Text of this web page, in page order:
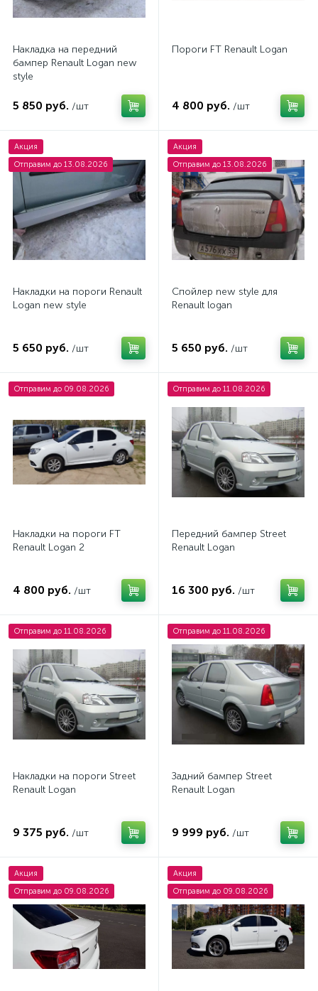
Накладка на передний
бампер Renault Logan new
style
5 850 руб. /шт
Пороги FT Renault Logan
4 800 руб. /шт
Акция
Отправим до 13.08.2026
Накладки на пороги Renault
Logan new style
5 650 руб. /шт
Акция
Отправим до 13.08.2026
Спойлер new style для
Renault logan
5 650 руб. /шт
Отправим до 09.08.2026
Накладки на пороги FT
Renault Logan 2
4 800 руб. /шт
Отправим до 11.08.2026
Передний бампер Street
Renault Logan
16 300 руб. /шт
Отправим до 11.08.2026
Накладки на пороги Street
Renault Logan
9 375 руб. /шт
Отправим до 11.08.2026
Задний бампер Street
Renault Logan
9 999 руб. /шт
Акция
Отправим до 09.08.2026
Акция
Отправим до 09.08.2026